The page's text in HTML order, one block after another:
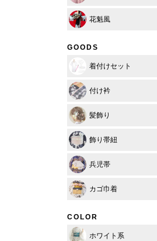
花魁風
GOODS
着付けセット
付け衿
髪飾り
飾り帯紐
兵児帯
カゴ巾着
COLOR
ホワイト系